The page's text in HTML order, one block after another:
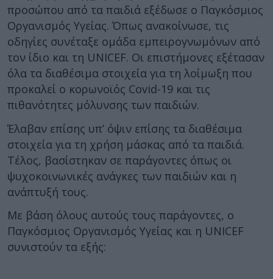
προσώπου από τα παιδιά εξέδωσε ο Παγκόσμιος
Οργανισμός Υγείας. Όπως ανακοίνωσε, τις
οδηγίες συνέταξε ομάδα εμπειρογνωμόνων από
τον ίδιο και τη UNICEF. Οι επιστήμονες εξέτασαν
όλα τα διαθέσιμα στοιχεία για τη λοίμωξη που
προκαλεί ο κορωνοϊός Covid-19 και τις
πιθανότητες μόλυνσης των παιδιών.
Έλαβαν επίσης υπ’ όψιν επίσης τα διαθέσιμα
στοιχεία για τη χρήση μάσκας από τα παιδιά.
Τέλος, βασίστηκαν σε παράγοντες όπως οι
ψυχοκοινωνικές ανάγκες των παιδιών και η
ανάπτυξή τους.
Με βάση όλους αυτούς τους παράγοντες, ο
Παγκόσμιος Οργανισμός Υγείας και η UNICEF
συνιστούν τα εξής: